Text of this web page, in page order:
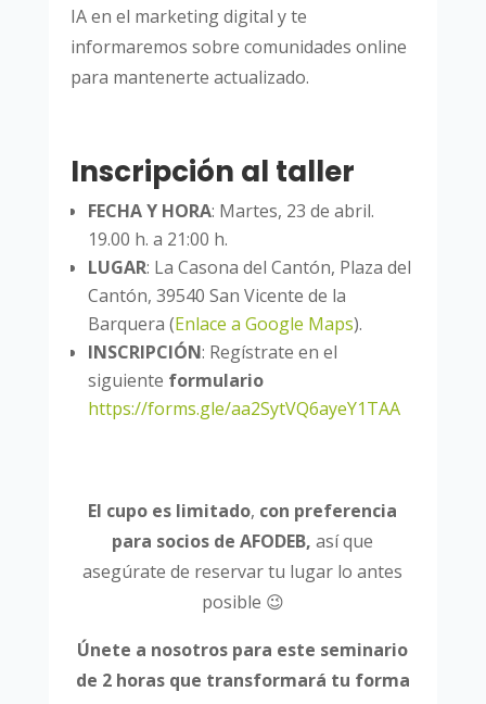
IA en el marketing digital y te
informaremos sobre comunidades online
para mantenerte actualizado.
Inscripción al taller
FECHA Y HORA: Martes, 23 de abril.
19.00 h. a 21:00 h.
LUGAR: La Casona del Cantón, Plaza del
Cantón, 39540 San Vicente de la
Barquera (Enlace a Google Maps).
INSCRIPCIÓN: Regístrate en el
siguiente formulario
https://forms.gle/aa2SytVQ6ayeY1TAA
El cupo es limitado, con preferencia
para socios de AFODEB, así que
asegúrate de reservar tu lugar lo antes
posible 😉
Únete a nosotros para este seminario
de 2 horas que transformará tu forma